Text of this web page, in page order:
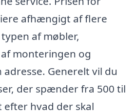
afhængigt af flere
af møbler,
monteringen og
Generelt vil du
der spænder fra 500 til
efter hvad der skal